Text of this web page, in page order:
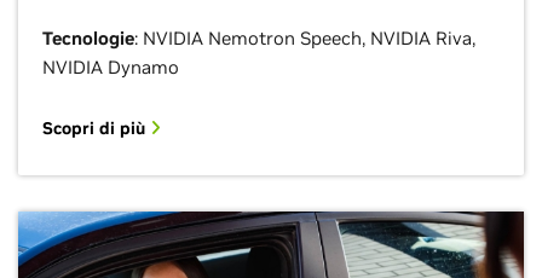
Tecnologie: NVIDIA Nemotron Speech, NVIDIA Riva,
NVIDIA Dynamo
Scopri di più